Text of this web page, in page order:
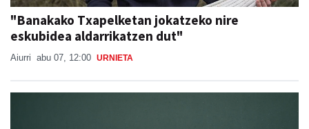
"Banakako Txapelketan jokatzeko nire
eskubidea aldarrikatzen dut"
Aiurri abu 07, 12:00 URNIETA